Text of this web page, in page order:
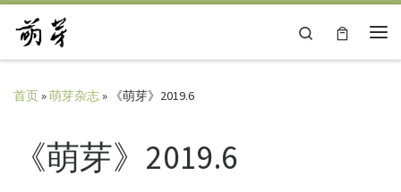
Skip to content
Search
首页»萌芽杂志» 《萌芽》2019.6
《萌芽》2019.6